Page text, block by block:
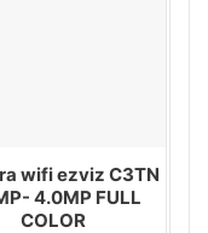
wifi ezviz C3TN
4.0MP FULL
COLOR